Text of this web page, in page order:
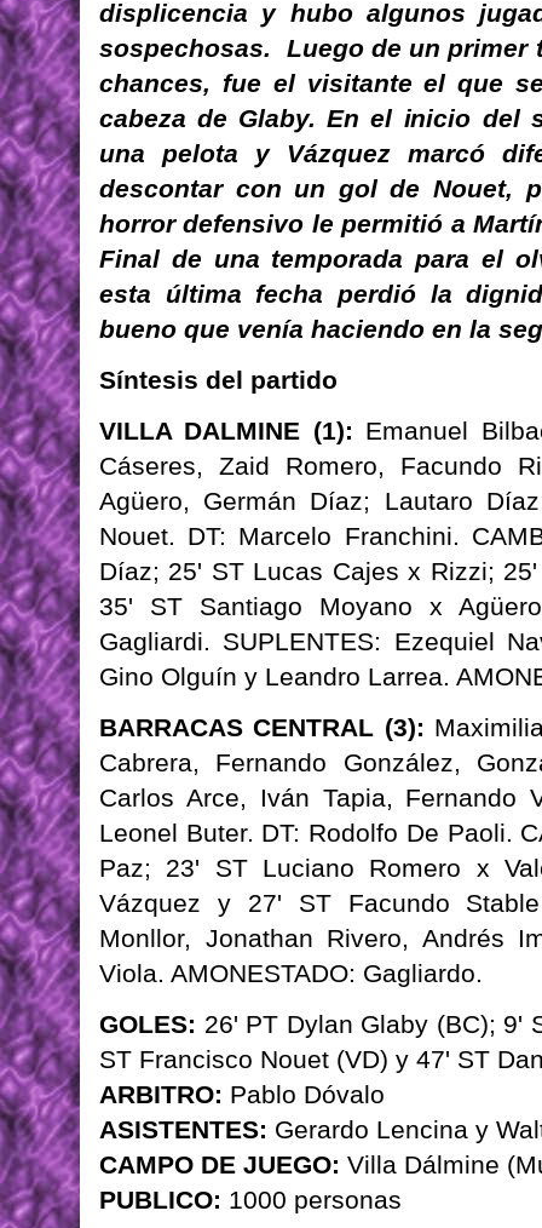
displicencia y hubo algunos
sospechosas. Luego de un primer
chances, fue el visitante el que
cabeza de Glaby. En el inicio del
una pelota y Vázquez marcó
descontar con un gol de Nouet,
horror defensivo le permitió a
Final de una temporada para el
esta última fecha perdió la
bueno que venía haciendo en la
Síntesis del partido
VILLA DALMINE (1): Emanuel
Cáseres, Zaid Romero, Facundo
Agüero, Germán Díaz; Lautaro
Nouet. DT: Marcelo Franchini.
Díaz; 25' ST Lucas Cajes x Rizzi;
35' ST Santiago Moyano x
Gagliardi. SUPLENTES: Ezequiel
Gino Olguín y Leandro Larrea.
BARRACAS CENTRAL (3):
Cabrera, Fernando González,
Carlos Arce, Iván Tapia, Fernando
Leonel Buter. DT: Rodolfo De Paoli.
Paz; 23' ST Luciano Romero x
Vázquez y 27' ST Facundo
Monllor, Jonathan Rivero, Andrés
Viola. AMONESTADO: Gagliardo.
GOLES: 26' PT Dylan Glaby (BC); 9'
ST Francisco Nouet (VD) y 47' ST
ARBITRO: Pablo Dóvalo
ASISTENTES: Gerardo Lencina y
CAMPO DE JUEGO: Villa Dálmine
PUBLICO: 1000 personas